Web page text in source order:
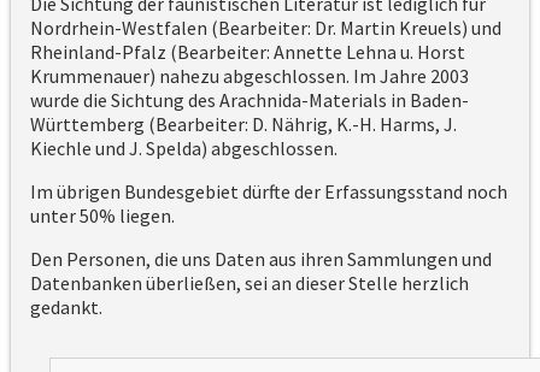
Nordrhein-Westfalen (Bearbeiter: Dr. Martin Kreuels) und
Rheinland-Pfalz (Bearbeiter: Annette Lehna u. Horst
Krummenauer) nahezu abgeschlossen. Im Jahre 2003
wurde die Sichtung des Arachnida-Materials in Baden-
Württemberg (Bearbeiter: D. Nährig, K.-H. Harms, J.
Kiechle und J. Spelda) abgeschlossen.
Im übrigen Bundesgebiet dürfte der Erfassungsstand noch
unter 50% liegen.
Den Personen, die uns Daten aus ihren Sammlungen und
Datenbanken überließen, sei an dieser Stelle herzlich
gedankt.